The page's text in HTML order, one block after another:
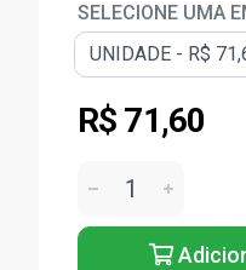
SELECIONE UMA
R$ 71,60